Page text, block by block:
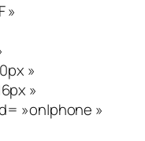
»
»
»
»on|phone »